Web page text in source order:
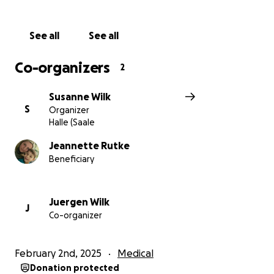
dunkle Zeit bringen und unserem Felix zeigen, dass
und Ihre Anteilnahme. ❤️
See all See all
Co-organizers 2
S
Susanne Wilk
Organizer
Halle (Saale
Jeannette Rutke
Beneficiary
J
Juergen Wilk
Co-organizer
February 2nd, 2025 Medical
Donation protected